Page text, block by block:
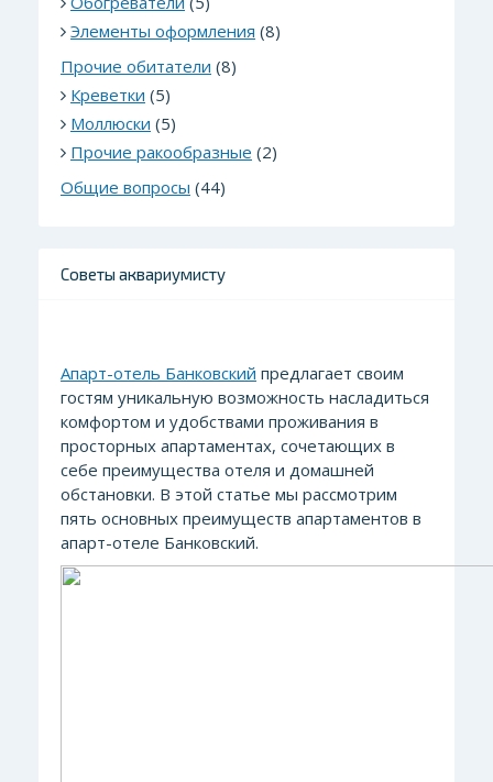
Элементы оформления (8)
Прочие обитатели (8)
Креветки (5)
Моллюски (5)
Прочие ракообразные (2)
Общие вопросы (44)
Советы аквариумисту
Апарт-отель Банковский предлагает своим
гостям уникальную возможность насладиться
комфортом и удобствами проживания в
просторных апартаментах, сочетающих в
себе преимущества отеля и домашней
обстановки. В этой статье мы рассмотрим
пять основных преимуществ апартаментов в
апарт-отеле Банковский.